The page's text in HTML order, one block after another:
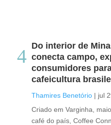
Do interior de
conecta campo,
consumidores
cafeicultura
Thamires Benetório | jul
Criado em Varginha,
café do país, Coffee